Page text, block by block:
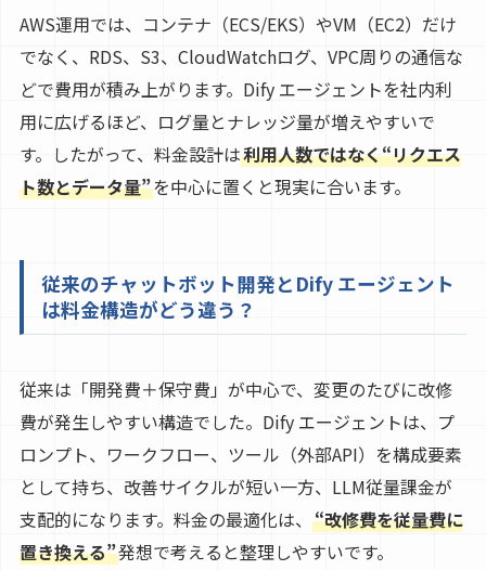
AWS運用では、コンテナ（ECS/EKS）やVM（EC2）だけ
でなく、RDS、S3、CloudWatchログ、VPC周りの通信な
どで費用が積み上がります。Dify エージェントを社内利
用に広げるほど、ログ量とナレッジ量が増えやすいで
す。したがって、料金設計は利用人数ではなく“リクエス
ト数とデータ量”を中心に置くと現実に合います。
従来のチャットボット開発とDify エージェント
は料金構造がどう違う？
従来は「開発費＋保守費」が中心で、変更のたびに改修
費が発生しやすい構造でした。Dify エージェントは、プ
ロンプト、ワークフロー、ツール（外部API）を構成要素
として持ち、改善サイクルが短い一方、LLM従量課金が
支配的になります。料金の最適化は、 “改修費を従量費に
置き換える”発想で考えると整理しやすいです。